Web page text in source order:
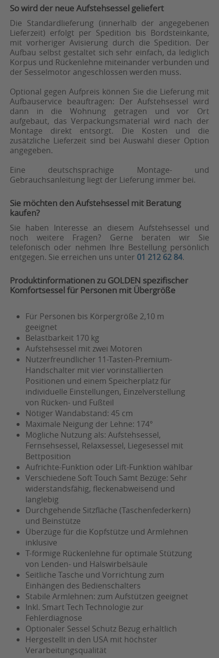
So wird der neue Aufstehsessel geliefert
Die Standardlieferung (innerhalb der angegebenen
Lieferzeit) erfolgt per Spedition bis Bordsteinkante,
mit vorheriger Avisierung durch die Spedition. Der
Aufbau selbst gestaltet sich sehr einfach, da lediglich
Korpus und Rückenlehne miteinander verbunden und
der Sesselmotor angeschlossen werden muss.
Optional gegen Aufpreis können Sie die Lieferung mit
Aufbauservice beauftragen: Der Aufstehsessel wird
dann in die Wohnung getragen und vor Ort
aufgebaut, das Verpackungsmaterial wird nach der
Montage direkt entsorgt. Die Kosten und die
zusätzliche Lieferzeit sind bei Auswahl dieser Option
angegeben.
Eine deutschsprachige Montage- und
Gebrauchsanleitung liegt der Lieferung immer bei.
Sie möchten den Aufstehsessel mit Beratung
kaufen?
Sie haben Interesse an diesem Aufstehsessel und
noch weitere Fragen? Gerne beraten wir Sie
telefonisch oder nehmen Ihre Bestellung persönlich
entgegen. Sie erreichen uns unter 01 212 62 84.
Produktinformationen zu GOLDEN spezifischer
Komfortsessel für Personen mit Übergröße
Für Personen bis Körpergröße 2,10 m
geeignet
Belastbarkeit 170 kg
Aufstehsessel mit zwei Motoren
Nutzerfreundlicher 11-Tasten-Premium-
Handschalter mit vier vorinstallierten
Positionen und einem Speicherplatz für
individuelle Einstellungen, Einzelverstellung
von Rücken- und Fußteil
Nötiger Wandabstand: 45 cm
Maximale Neigung der Lehne: 174°
Mögliche Nutzung als: Aufstehsessel,
Fernsehsessel, Relaxsessel, Liegesessel mit
Bettposition
Aufrichte-Funktion oder Lift-Funktion wählbar
Verschiedene Soft Touch Samt Bezüge: Sehr
widerstandsfähig, fleckenabweisend und
langlebig
Durchgehende Sitzfläche (Taschenfederkern)
und Beinstütze
Überzüge für die Kopfstütze und Armlehnen
inklusive
T-förmige Rückenlehne für optimale Stützung
von Lenden- und Halswirbelsäule
Seitliche Tasche und Vorrichtung zum
Einhängen des Bedienschalters
Stabile Armlehnen: zum Aufstützen geeignet
Inkl. Smart Tech Technologie zur
Fehlerdiagnose
Optionaler Sessel Schutz Bezug erhältlich
Hergestellt in den USA mit höchster
Verarbeitungsqualität